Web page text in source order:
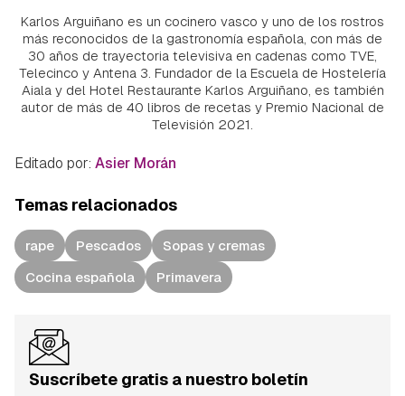
Karlos Arguiñano es un cocinero vasco y uno de los rostros
más reconocidos de la gastronomía española, con más de
30 años de trayectoria televisiva en cadenas como TVE,
Telecinco y Antena 3. Fundador de la Escuela de Hostelería
Aiala y del Hotel Restaurante Karlos Arguiñano, es también
autor de más de 40 libros de recetas y Premio Nacional de
Televisión 2021.
Editado por: Asier Morán
Temas relacionados
rape Pescados
Sopas y cremas
Cocina española
Primavera
Suscríbete gratis a nuestro boletín